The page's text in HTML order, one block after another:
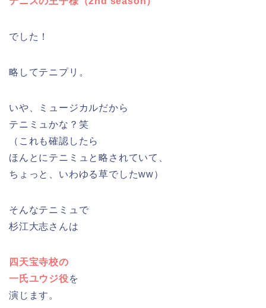
でした！
略してテニプリ。
いや、ミュージカルだから
テニミュかな？笑
（これも確認したら
ほんとにテニミュと略されていて、
ちょっと、いわゆる草でしたww）
そんなテニミュで
杉江大志さんは
四天宝寺校の
一氏ユウジ役を
演じます。